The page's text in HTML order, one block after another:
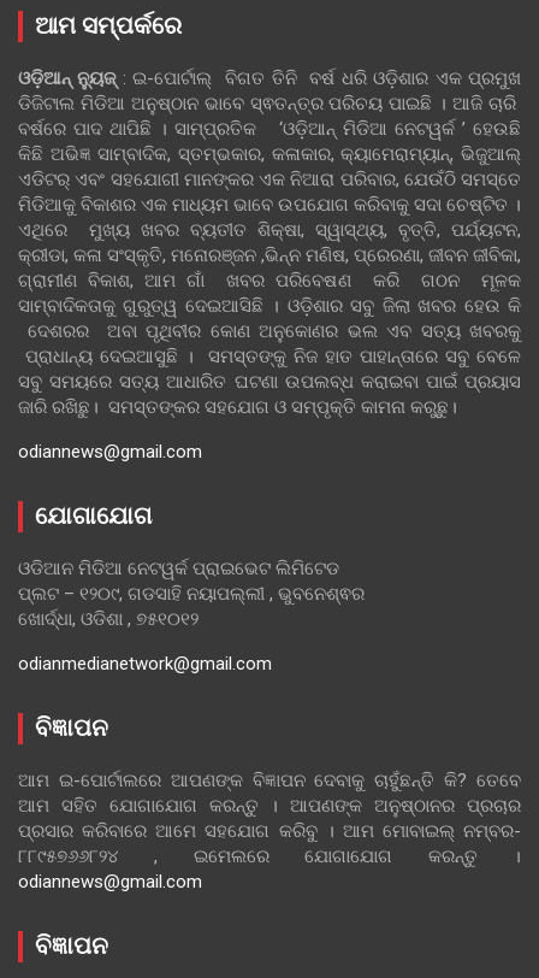
ଆମ ସମ୍ପର୍କରେ
ଓଡ଼ିଆନ୍‍ ନ୍ୟୁଜ୍‍: ଇ-ପୋର୍ଟାଲ୍ ବିଗତ ତିନି ବର୍ଷ ଧରି ଓଡ଼ିଶାର ଏକ ପ୍ରମୁଖ
ଡିଜିଟାଲ ମିଡିଆ ଅନୁଷ୍ଠାନ ଭାବେ ସ୍ଵତନ୍ତ୍ର ପରିଚୟ ପାଇଛି । ଆଜି ଚାରି
ବର୍ଷରେ ପାଦ ଥାପିଛି । ସାମ୍ପ୍ରତିକ ‘ଓଡ଼ିଆନ୍‍ ମିଡିଆ ନେଟୱର୍କ ’ ହେଉଛି
କିଛି ଅଭିଜ୍ଞ ସାମ୍ବାଦିକ, ସ୍ତମ୍ଭକାର, କଳାକାର, କ୍ୟାମେରାମ୍ୟାନ୍, ଭିଜୁଆଲ୍
ଏଡିଟର୍ ଏବଂ ସହଯୋଗୀ ମାନଙ୍କର ଏକ ନିଆରା ପରିବାର, ଯେଉଁଠି ସମସ୍ତେ
ମିଡିଆକୁ ବିକାଶର ଏକ ମାଧ୍ୟମ ଭାବେ ଉପଯୋଗ କରିବାକୁ ସଦା ଚେଷ୍ଟିତ ।
ଏଥିରେ ମୁଖ୍ୟ ଖବର ବ୍ୟତୀତ ଶିକ୍ଷା, ସ୍ୱାସ୍ଥ୍ୟ, ବୃତ୍ତି, ପର୍ଯ୍ୟଟନ,
କ୍ରୀଡା, କଳା ସଂସ୍କୃତି, ମନୋରଞ୍ଜନ ,ଭିନ୍ନ ମଣିଷ, ପ୍ରେରଣା, ଜୀବନ ଜୀବିକା,
ଗ୍ରାମୀଣ ବିକାଶ, ଆମ ଗାଁ ଖବର ପରିବେଷଣ କରି ଗଠନ ମୂଳକ
ସାମ୍ବାଦିକତାକୁ ଗୁରୁତ୍ୱ ଦେଇଆସିଛି । ଓଡ଼ିଶାର ସବୁ ଜିଲା ଖବର ହେଉ କି
ଦେଶରର ଅବା ପୃଥିବୀର କୋଣ ଅନୁକୋଣର ଭଲ ଏବ ସତ୍ୟ ଖବରକୁ
ପ୍ରାଧାନ୍ୟ ଦେଇଆସୁଛି । ସମସ୍ତଙ୍କୁ ନିଜ ହାତ ପାହାନ୍ତାରେ ସବୁ ବେଳେ
ସବୁ ସମୟରେ ସତ୍ୟ ଆଧାରିତ ଘଟଣା ଉପଲବ୍ଧ କରାଇବା ପାଇଁ ପ୍ରୟାସ
ଜାରି ରଖିଛୁ। ସମସ୍ତଙ୍କର ସହଯୋଗ ଓ ସମ୍ପୃକ୍ତି କାମନା କରୁଛୁ।
odiannews@gmail.com
ଯୋଗାଯୋଗ
ଓଡିଆନ ମିଡିଆ ନେଟୱର୍କ ପ୍ରାଇଭେଟ ଲିମିଟେଡ
ପ୍ଲଟ – ୧୨୦୯, ଗଡସାହି ନୟାପଲ୍ଲୀ , ଭୁବନେଶ୍ଵର
ଖୋର୍ଦ୍ଧା, ଓଡିଶା , ୭୫୧୦୧୨
odianmedianetwork@gmail.com
ବିଜ୍ଞାପନ
ଆମ ଇ-ପୋର୍ଟାଲରେ ଆପଣଙ୍କ ବିଜ୍ଞାପନ ଦେବାକୁ ଚାହୁଁଛନ୍ତି କି? ତେବେ
ଆମ ସହିତ ଯୋଗାଯୋଗ କରନ୍ତୁ । ଆପଣଙ୍କ ଅନୁଷ୍ଠାନର ପ୍ରଚାର
ପ୍ରସାର କରିବାରେ ଆମେ ସହଯୋଗ କରିବୁ । ଆମ ମୋବାଇଲ୍ ନମ୍ବର-
୮୮୯୫୭୬୬୮୨୪ , ଇମେଲରେ ଯୋଗାଯୋଗ କରନ୍ତୁ ।
odiannews@gmail.com
ବିଜ୍ଞାପନ